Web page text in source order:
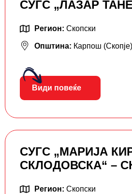
СУГС „ЛАЗАР
Регион: Скопски
Општина: Карпош (Скопје)
Види повеќе
СУГС „МАРИЈА
СКЛОДОВСКА“ –
Регион: Скопски